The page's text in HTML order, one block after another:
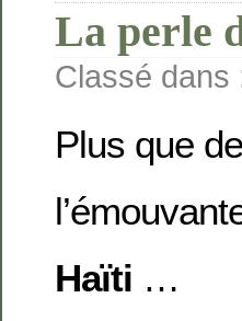
La perle
Classé dans
Plus que
Haïti …